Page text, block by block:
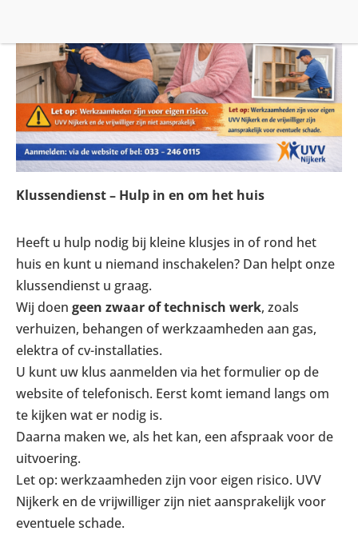
Klussendienst – Hulp in en om het huis
Heeft u hulp nodig bij kleine klusjes in of rond het
huis en kunt u niemand inschakelen? Dan helpt onze
klussendienst u graag.
Wij doen geen zwaar of technisch werk, zoals
verhuizen, behangen of werkzaamheden aan gas,
elektra of cv-installaties.
U kunt uw klus aanmelden via het formulier op de
website of telefonisch. Eerst komt iemand langs om
te kijken wat er nodig is.
Daarna maken we, als het kan, een afspraak voor de
uitvoering.
Let op: werkzaamheden zijn voor eigen risico. UVV
Nijkerk en de vrijwilliger zijn niet aansprakelijk voor
eventuele schade.